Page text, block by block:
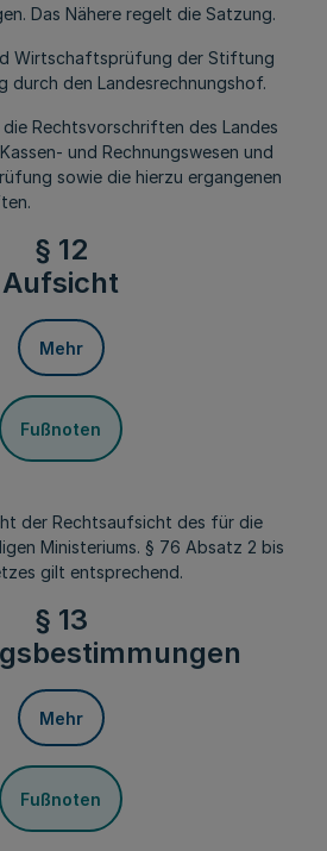
Das Nähere regelt die Satzung.
Wirtschaftsprüfung der Stiftung
durch den Landesrechnungshof.
Rechtsvorschriften des Landes
und Rechnungswesen und
sowie die hierzu ergangenen
§ 12
Aufsicht
Mehr
Fußnoten
der Rechtsaufsicht des für die
Ministeriums. § 76 Absatz 2 bis
gilt entsprechend.
§ 13
Mehr
Fußnoten